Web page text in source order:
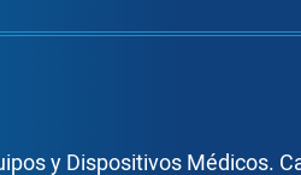
y Dispositivos Médicos.